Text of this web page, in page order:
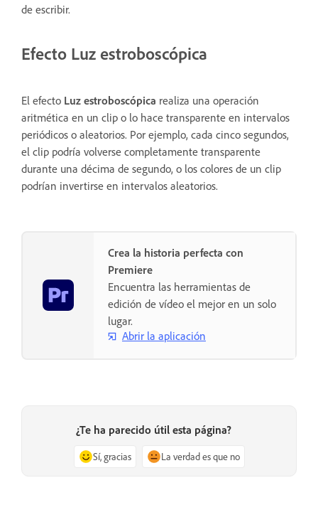
de escribir.
Efecto Luz estroboscópica
El efecto Luz estroboscópica realiza una operación
aritmética en un clip o lo hace transparente en intervalos
periódicos o aleatorios. Por ejemplo, cada cinco segundos,
el clip podría volverse completamente transparente
durante una décima de segundo, o los colores de un clip
podrían invertirse en intervalos aleatorios.
Crea la historia perfecta con
Premiere
Encuentra las herramientas de
edición de vídeo el mejor en un solo
lugar.
Abrir la aplicación
¿Te ha parecido útil esta página?
Sí, gracias La verdad es que no